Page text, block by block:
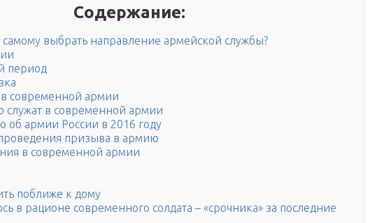
Содержание:
выбрать направление армейской службы?
период
современной армии
служат в современной армии
об армии России в 2016 году
призыва в армию
в современной армии
поближе к дому
в рационе современного солдата – «срочника» за последние